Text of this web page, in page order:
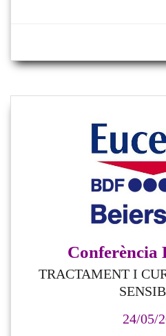
Conferència
TRACTAMENT I
24/05/